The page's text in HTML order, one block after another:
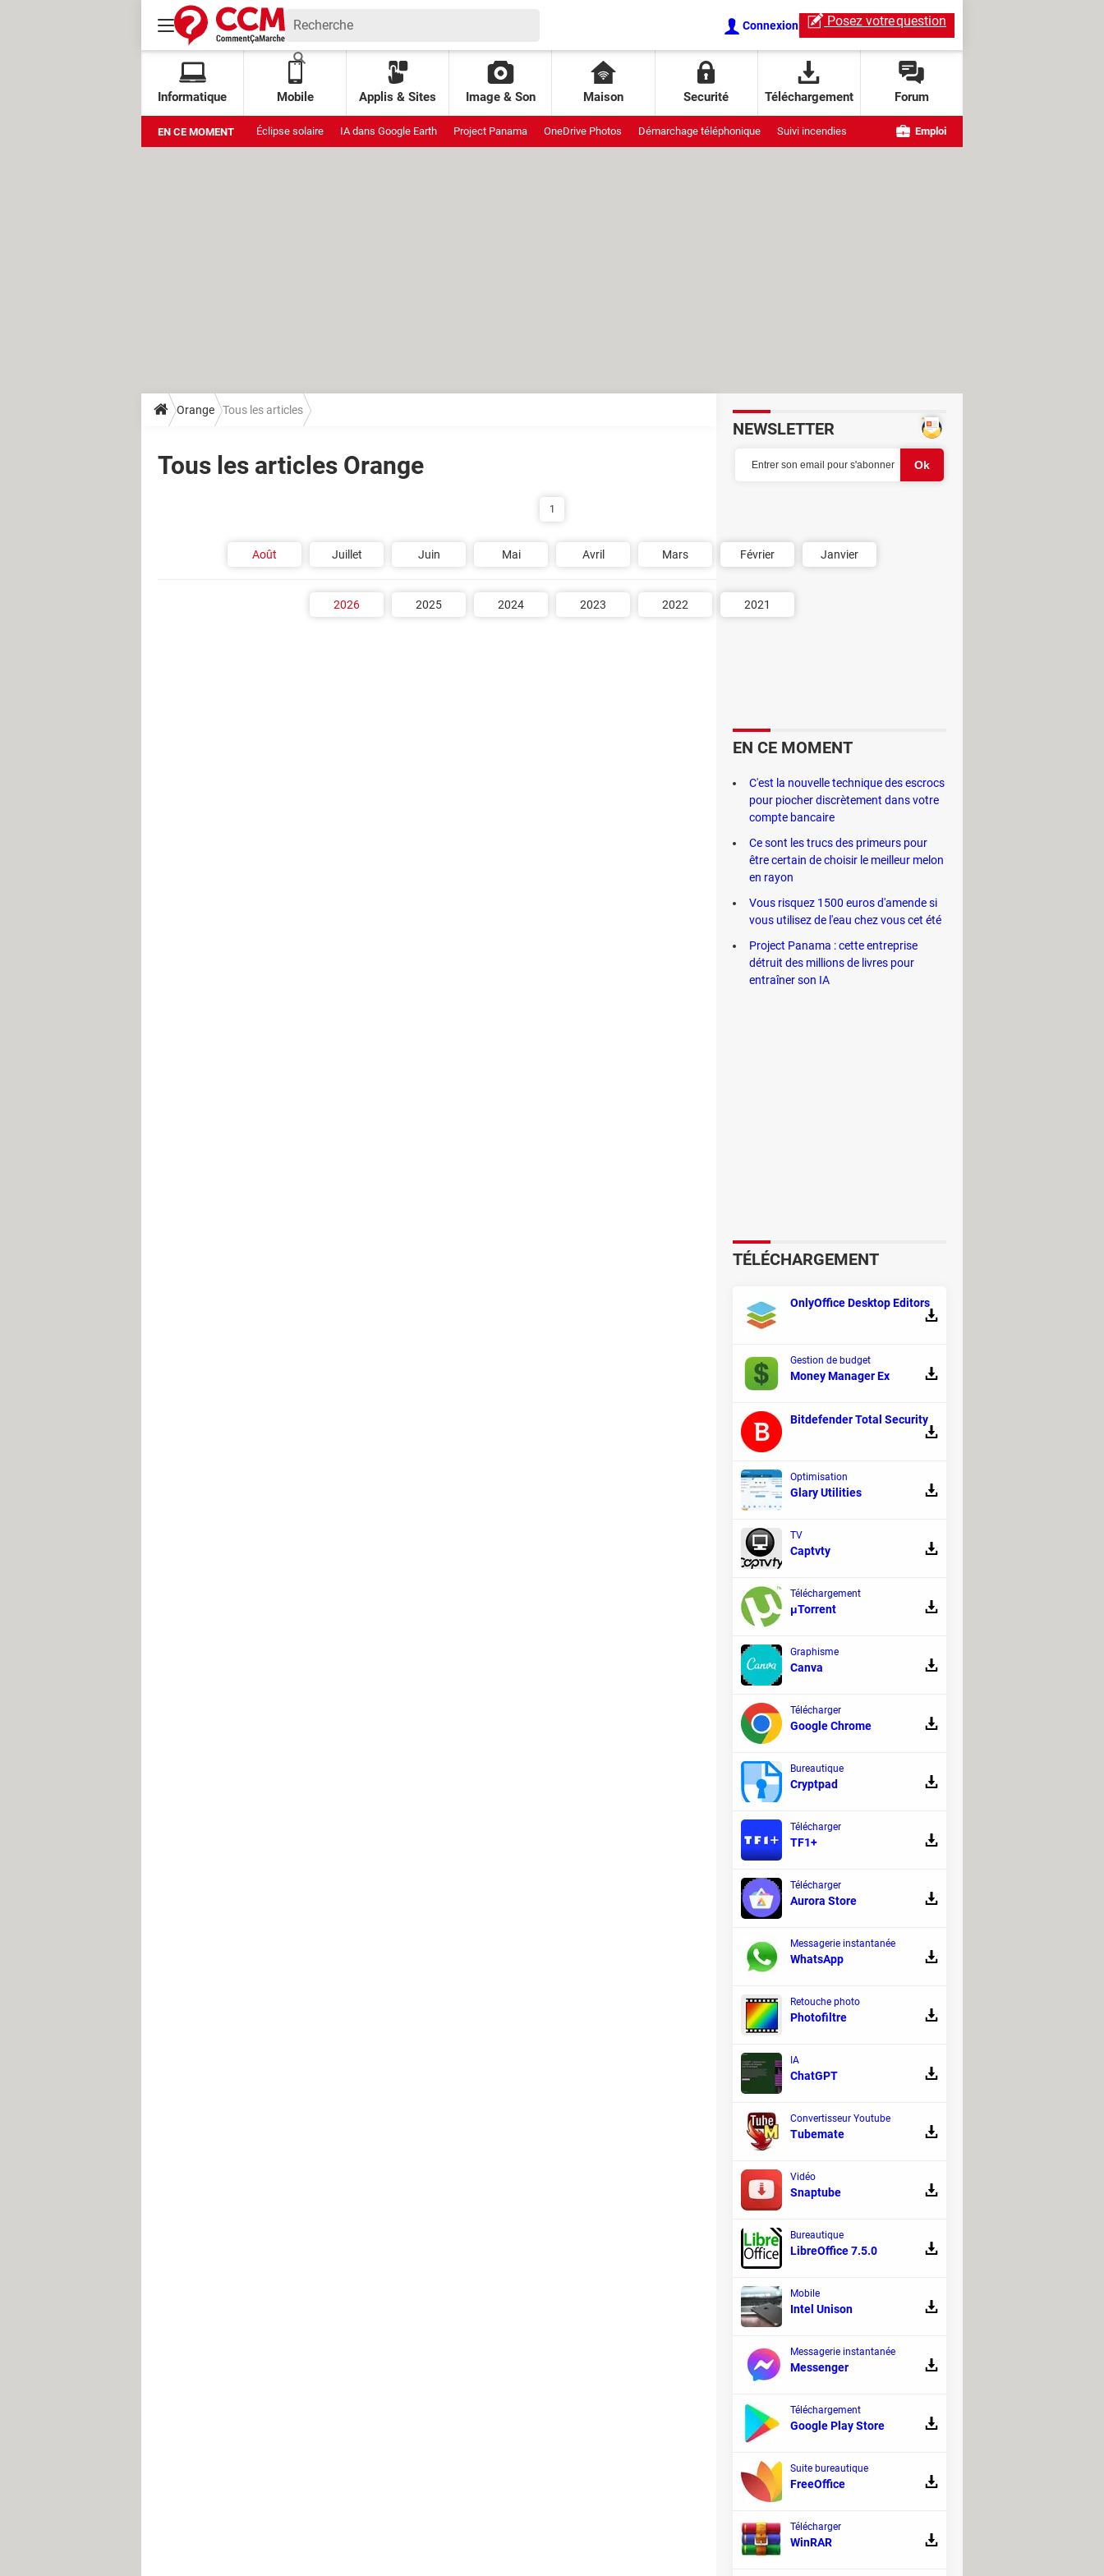
Connexion Posez votrequestion
Informatique Mobile Applis & Sites Image & Son Maison Securité Téléchargement Forum
EN CE MOMENT Éclipse solaire IA dans Google Earth Project Panama OneDrive Photos Démarchage téléphonique Suivi incendies Emploi
Orange Tous les articles
Tous les articles Orange
1
Août Juillet Juin Mai Avril Mars Février Janvier
2026 2025 2024 2023 2022 2021
NEWSLETTER
EN CE MOMENT
C'est la nouvelle technique des escrocs
pour piocher discrètement dans votre
compte bancaire
Ce sont les trucs des primeurs pour
être certain de choisir le meilleur melon
en rayon
Vous risquez 1500 euros d'amende si
vous utilisez de l'eau chez vous cet été
Project Panama : cette entreprise
détruit des millions de livres pour
entraîner son IA
TÉLÉCHARGEMENT
OnlyOffice Desktop Editors
Gestion de budget
Money Manager Ex
Bitdefender Total Security
Optimisation
Glary Utilities
TV
Captvty
Téléchargement
μTorrent
Graphisme
Canva
Télécharger
Google Chrome
Bureautique
Cryptpad
Télécharger
TF1+
Télécharger
Aurora Store
Messagerie instantanée
WhatsApp
Retouche photo
Photofiltre
IA
ChatGPT
Convertisseur Youtube
Tubemate
Vidéo
Snaptube
Bureautique
LibreOffice 7.5.0
Mobile
Intel Unison
Messagerie instantanée
Messenger
Téléchargement
Google Play Store
Suite bureautique
FreeOffice
Télécharger
WinRAR